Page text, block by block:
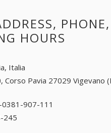
HOURS
Italia
Corso Pavia 27029 Vigevano
907-111
245